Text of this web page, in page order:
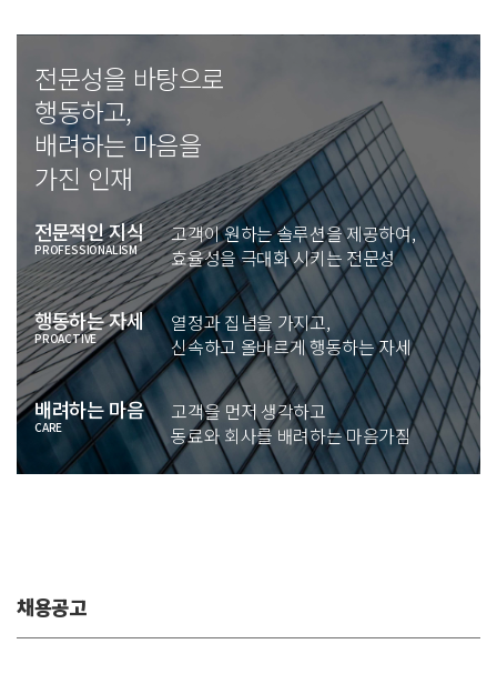
전문성을 바탕으로
행동하고,
배려하는 마음을
가진 인재
전문적인 지식
PROFESSIONALISM
고객이 원하는 솔루션을 제공하여,
효율성을 극대화 시키는 전문성
행동하는 자세
PROACTIVE
열정과 집념을 가지고,
신속하고 올바르게 행동하는 자세
배려하는 마음
CARE
고객을 먼저 생각하고
동료와 회사를 배려하는 마음가짐
채용공고